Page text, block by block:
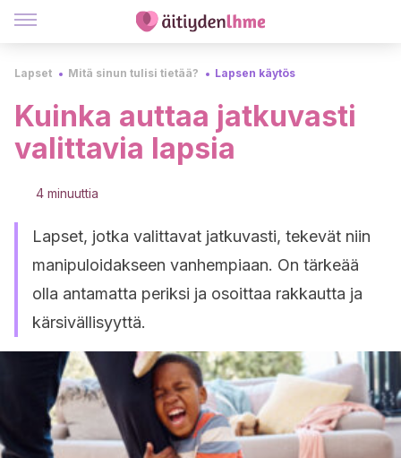
Lapset Mitä sinun tulisi tietää? Lapsen käytös
Kuinka auttaa jatkuvasti
valittavia lapsia
4 minuuttia
Lapset, jotka valittavat jatkuvasti, tekevät niin
manipuloidakseen vanhempiaan. On tärkeää
olla antamatta periksi ja osoittaa rakkautta ja
kärsivällisyyttä.